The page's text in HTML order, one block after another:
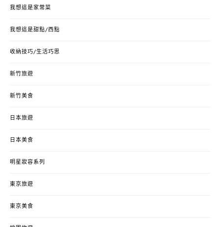
我想這是家常菜
我想這是甜點/西點
收納技巧/生活巧思
新竹旅遊
新竹美食
日本旅遊
日本美食
明星妝容系列
東京旅遊
東京美食